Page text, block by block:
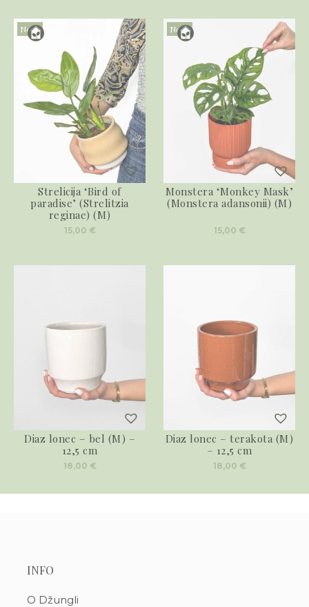
Novo
Strelicija ‘Bird of
paradise’ (Strelitzia
reginae) (M)
15,00 €
Novo
Monstera ‘Monkey Mask’
(Monstera adansonii) (M)
15,00 €
Diaz lonec – bel (M) –
12,5 cm
18,00 €
Diaz lonec – terakota (M)
– 12,5 cm
18,00 €
INFO
O Džungli